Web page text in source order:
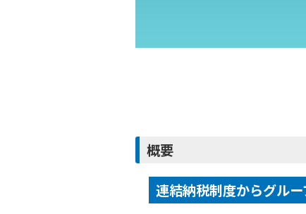
概要
連結納税制度からグル